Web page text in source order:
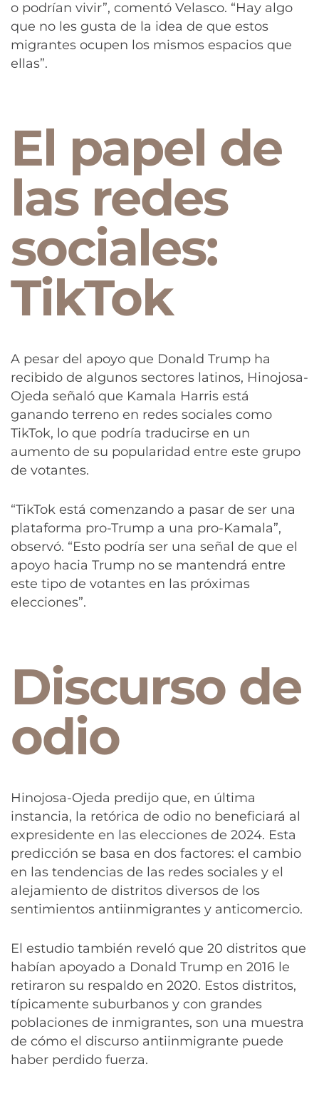
o podrían vivir”, comentó Velasco. “Hay algo
que no les gusta de la idea de que estos
migrantes ocupen los mismos espacios que
ellas”.
El papel de
las redes
sociales:
TikTok
A pesar del apoyo que Donald Trump ha
recibido de algunos sectores latinos, Hinojosa-
Ojeda señaló que Kamala Harris está
ganando terreno en redes sociales como
TikTok, lo que podría traducirse en un
aumento de su popularidad entre este grupo
de votantes.
“TikTok está comenzando a pasar de ser una
plataforma pro-Trump a una pro-Kamala”,
observó. “Esto podría ser una señal de que el
apoyo hacia Trump no se mantendrá entre
este tipo de votantes en las próximas
elecciones”.
Discurso de
odio
Hinojosa-Ojeda predijo que, en última
instancia, la retórica de odio no beneficiará al
expresidente en las elecciones de 2024. Esta
predicción se basa en dos factores: el cambio
en las tendencias de las redes sociales y el
alejamiento de distritos diversos de los
sentimientos antiinmigrantes y anticomercio.
El estudio también reveló que 20 distritos que
habían apoyado a Donald Trump en 2016 le
retiraron su respaldo en 2020. Estos distritos,
típicamente suburbanos y con grandes
poblaciones de inmigrantes, son una muestra
de cómo el discurso antiinmigrante puede
haber perdido fuerza.